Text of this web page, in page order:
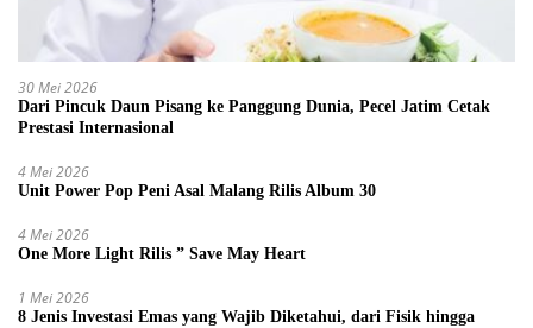
30 Mei 2026
Dari Pincuk Daun Pisang ke Panggung Dunia, Pecel Jatim Cetak
Prestasi Internasional
4 Mei 2026
Unit Power Pop Peni Asal Malang Rilis Album 30
4 Mei 2026
One More Light Rilis ” Save May Heart
1 Mei 2026
8 Jenis Investasi Emas yang Wajib Diketahui, dari Fisik hingga